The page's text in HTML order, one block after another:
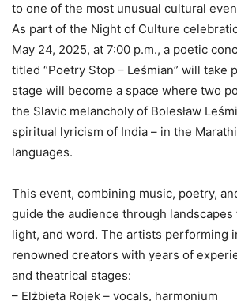
to one of the most unusual cultural
As part of the Night of Culture
May 24, 2025, at 7:00 p.m., a poetic
titled “Poetry Stop – Leśmian” will take
stage will become a space where two
the Slavic melancholy of Bolesław
spiritual lyricism of India – in the
languages.
This event, combining music, poetry,
guide the audience through
light, and word. The artists performing
renowned creators with years of
and theatrical stages:
– Elżbieta Rojek – vocals, harmonium